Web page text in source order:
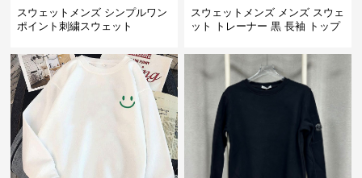
スウェットメンズ シンプルワン
ポイント刺繍スウェット
スウェットメンズ メンズ スウェ
ット トレーナー 黒 長袖 トップ